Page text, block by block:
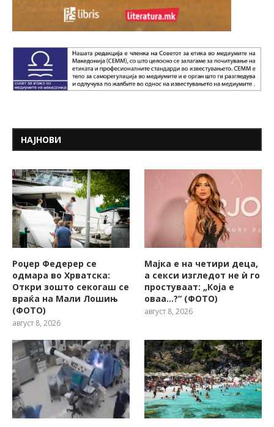
НАЈНОВИ
Роџер Федерер се
одмара во Хрватска:
Откри зошто секогаш се
враќа на Мали Лошињ
(ФОТО)
август 8, 2026
Мајка е на четири деца,
а секси изгледот не ѝ го
простуваат: „Која е
оваа…?“ (ФОТО)
август 8, 2026